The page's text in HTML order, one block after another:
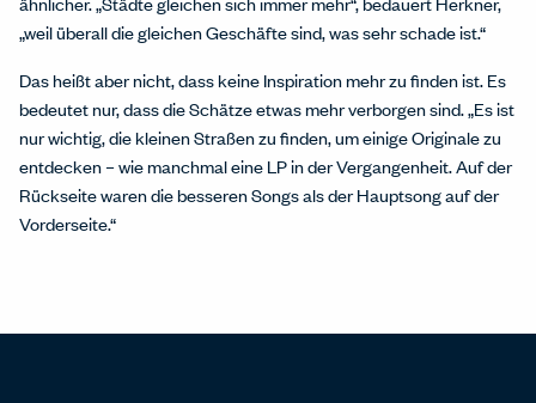
„weil überall die gleichen Geschäfte sind, was sehr schade ist.“
Das heißt aber nicht, dass keine Inspiration mehr zu finden ist. Es
bedeutet nur, dass die Schätze etwas mehr verborgen sind. „Es ist
nur wichtig, die kleinen Straßen zu finden, um einige Originale zu
entdecken – wie manchmal eine LP in der Vergangenheit. Auf der
Rückseite waren die besseren Songs als der Hauptsong auf der
Vorderseite.“